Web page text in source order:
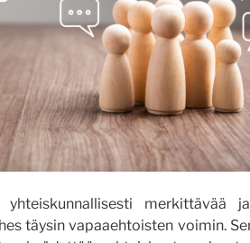
yhteiskunnallisesti merkittävää
täysin vapaaehtoisten voimin.